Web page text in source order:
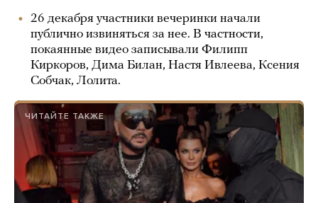
26 декабря участники вечеринки начали
публично извиняться за нее. В частности,
покаянные видео записывали Филипп
Киркоров, Дима Билан, Настя Ивлеева, Ксения
Собчак, Лолита.
ЧИТАЙТЕ ТАКЖЕ